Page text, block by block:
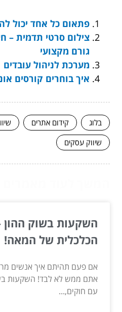
פתאום כל אחד יכול
צילום סרטי תדמית –
גורם מקצועי
מערכת לניהול עובדים
איך בוחרים קורסים
בלוג קידום אתרים
שיווק עסקים
השקעות בשוק
הכלכלית של המאה!
אם פעם תהיתם איך אנשים
אתם ממש לא לבד! השקעות
עם חוקים,...